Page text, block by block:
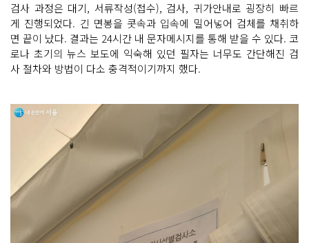
검사 과정은 대기, 서류작성(접수), 검사, 귀가안내로 굉장히 빠르
게 진행되었다. 긴 면봉을 콧속과 입속에 밀어넣어 검체를 채취하
면 끝이 났다. 결과는 24시간 내 문자메시지를 통해 받을 수 있다. 코
로나 초기의 뉴스 보도에 익숙해 있던 필자는 너무도 간단해진 검
사 절차와 방법이 다소 충격적이기까지 했다.